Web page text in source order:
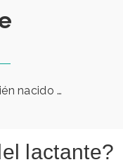
nacido …
lactante?